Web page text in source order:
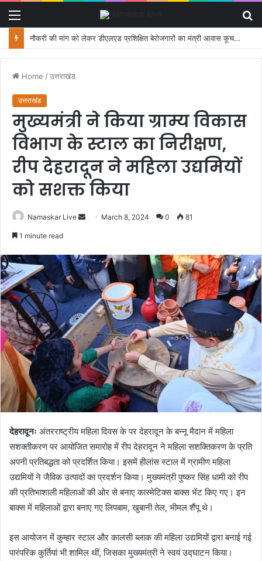
नौकरी की मांग को लेकर डीएलएड प्रशिक्षित बेरोजगारों का मंत्री आवास कूच, पुलिस ने रोका
Home /उत्तराखंड
उत्तराखंड
मुख्यमंत्री ने किया ग्राम्य विकास
विभाग के स्टाल का निरीक्षण,
रीप देहरादून ने महिला उद्यमियों
को सशक्त किया
Namaskar Live
d
a
n
m
l
March 8, 2024 0 81
1 minute read
देहरादूनः अंतरराष्ट्रीय महिला दिवस के पर देहरादून के बन्नू मैदान में महिला
सशक्तीकरण पर आयोजित समारोह में रीप देहरादून ने महिला सशक्तिकरण के प्रति
अपनी प्रतिबद्धता को प्रदर्शित किया। इसमें हीलांस स्टाल में ग्रामीण महिला
उद्यमियों ने जैविक उत्पादों का प्रदर्शन किया। मुख्यमंत्री पुष्कर सिंह धामी को रीप
की प्रतिभाशाली महिलाओं की ओर से बनाए कास्मेटिक्स बाक्स भेंट किए गए। इन
बाक्स में महिलाओं द्वारा बनाए गए लिपबाम, खुबानी तेल, भीमल शैंपू थे।
इस आयोजन में कुम्हार स्टाल और कालसी ब्लाक की महिला उद्यमियों द्वारा बनाई गई
पारंपरिक कुर्तियां भी शामिल थीं, जिसका मुख्यमंत्री ने स्वयं उद्घाटन किया।